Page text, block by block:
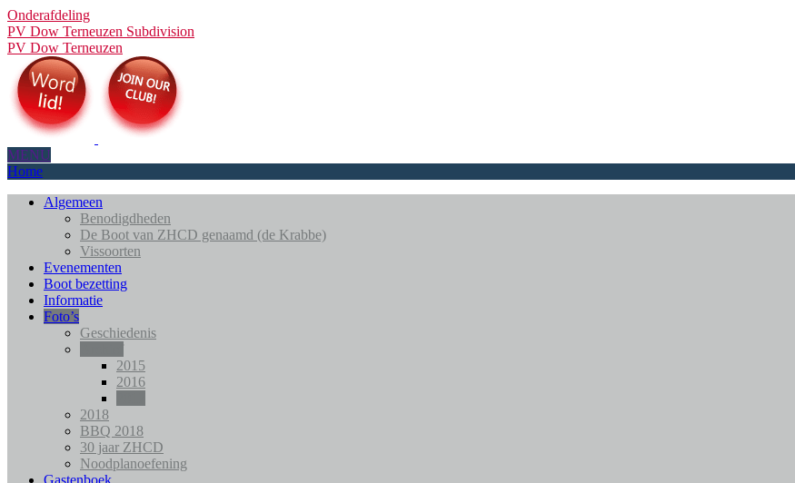
Onderafdeling
PV Dow Terneuzen Subdivision
PV Dow Terneuzen
MENU
Home
Algemeen
Benodigdheden
De Boot van ZHCD genaamd (de Krabbe)
Vissoorten
Evenementen
Boot bezetting
Informatie
Foto’s
Geschiedenis
2015
2016
2018
BBQ 2018
30 jaar ZHCD
Noodplanoefening
Gastenboek